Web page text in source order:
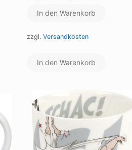
In den Warenkorb
zzgl. Versandkosten
In den Warenkorb